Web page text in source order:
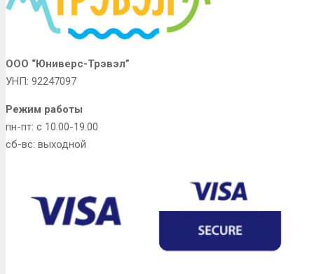
ООО “Юниверс-Трэвэл”
УНП: 92247097
Режим работы
пн-пт: с 10.00-19.00
сб-вс: выходной